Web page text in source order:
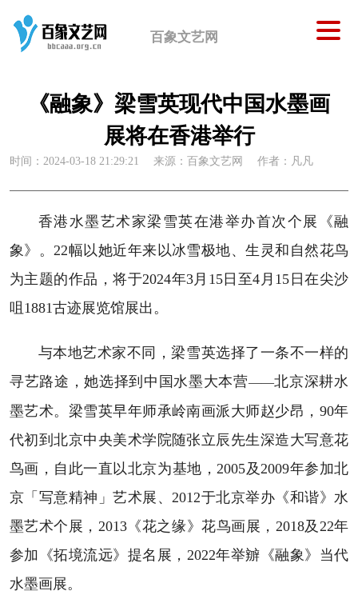
百象文艺网
《融象》梁雪英现代中国水墨画
展将在香港举行
时间：2024-03-18 21:29:21 来源：百象文艺网 作者：凡凡
香港水墨艺术家梁雪英在港举办首次个展《融
象》。22幅以她近年来以冰雪极地、生灵和自然花鸟
为主题的作品，将于2024年3月15日至4月15日在尖沙
咀1881古迹展览馆展出。
与本地艺术家不同，梁雪英选择了一条不一样的
寻艺路途，她选择到中国水墨大本营——北京深耕水
墨艺术。梁雪英早年师承岭南画派大师赵少昂，90年
代初到北京中央美术学院随张立辰先生深造大写意花
鸟画，自此一直以北京为基地，2005及2009年参加北
京「写意精神」艺术展、2012于北京举办《和谐》水
墨艺术个展，2013《花之缘》花鸟画展，2018及22年
参加《拓境流远》提名展，2022年举辧《融象》当代
水墨画展。